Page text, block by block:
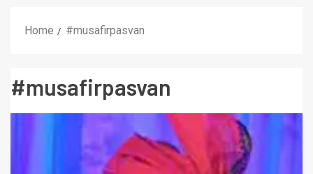
Home #musafirpasvan
#musafirpasvan